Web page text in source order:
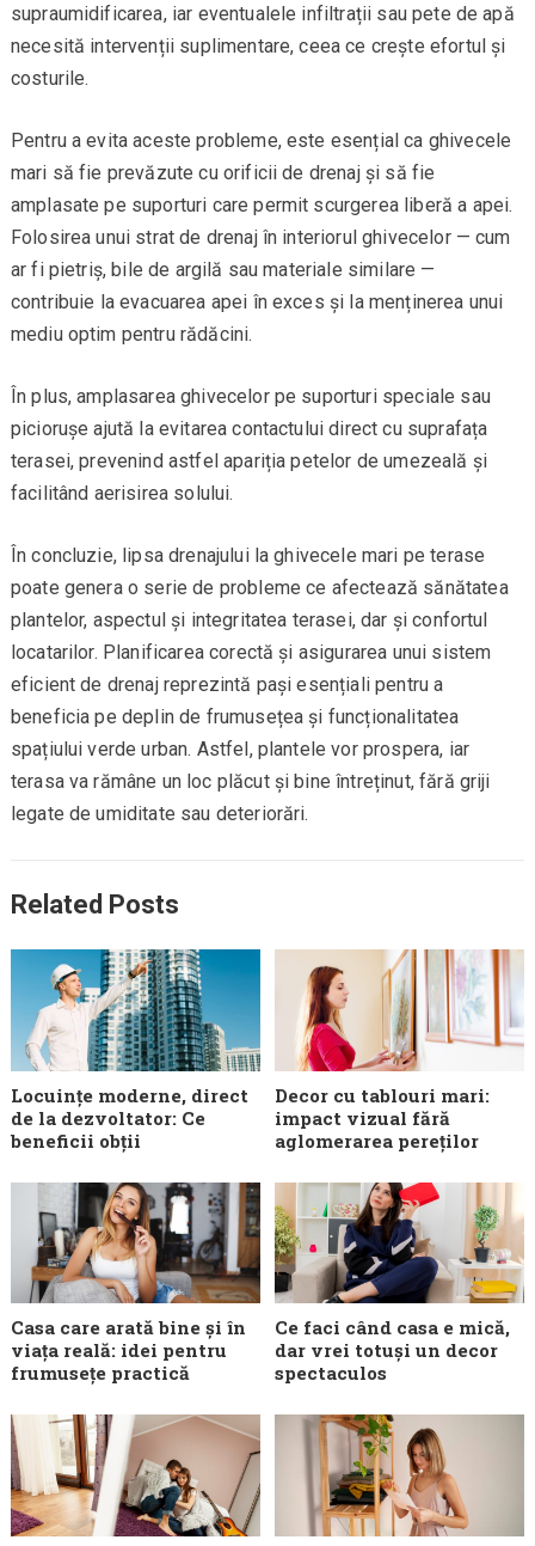
supraumidificarea, iar eventualele infiltrații sau pete de apă
necesită intervenții suplimentare, ceea ce crește efortul și
costurile.
Pentru a evita aceste probleme, este esențial ca ghivecele
mari să fie prevăzute cu orificii de drenaj și să fie
amplasate pe suporturi care permit scurgerea liberă a apei.
Folosirea unui strat de drenaj în interiorul ghivecelor — cum
ar fi pietriș, bile de argilă sau materiale similare —
contribuie la evacuarea apei în exces și la menținerea unui
mediu optim pentru rădăcini.
În plus, amplasarea ghivecelor pe suporturi speciale sau
piciorușe ajută la evitarea contactului direct cu suprafața
terasei, prevenind astfel apariția petelor de umezeală și
facilitând aerisirea solului.
În concluzie, lipsa drenajului la ghivecele mari pe terase
poate genera o serie de probleme ce afectează sănătatea
plantelor, aspectul și integritatea terasei, dar și confortul
locatarilor. Planificarea corectă și asigurarea unui sistem
eficient de drenaj reprezintă pași esențiali pentru a
beneficia pe deplin de frumusețea și funcționalitatea
spațiului verde urban. Astfel, plantele vor prospera, iar
terasa va rămâne un loc plăcut și bine întreținut, fără griji
legate de umiditate sau deteriorări.
Related Posts
Locuințe moderne, direct
de la dezvoltator: Ce
beneficii obții
Decor cu tablouri mari:
impact vizual fără
aglomerarea pereților
Casa care arată bine și în
viața reală: idei pentru
frumusețe practică
Ce faci când casa e mică,
dar vrei totuși un decor
spectaculos